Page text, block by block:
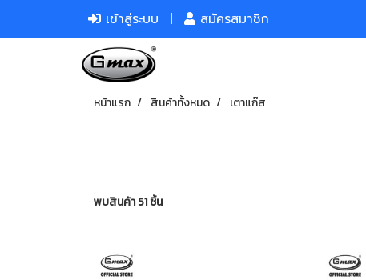
เข้าสู่ระบบ สมัครสมาชิก
หน้าแรก สินค้าทั้งหมด เตาแก๊ส
พบสินค้า 51 ชิ้น